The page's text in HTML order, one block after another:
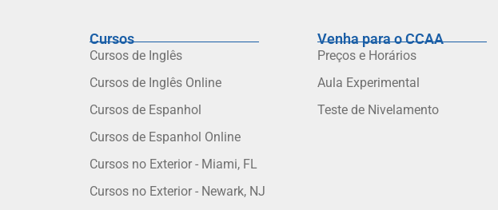
Cursos
Cursos de Inglês
Cursos de Inglês Online
Cursos de Espanhol
Cursos de Espanhol Online
Cursos no Exterior - Miami, FL
Cursos no Exterior - Newark, NJ
Venha para o CCAA
Preços e Horários
Aula Experimental
Teste de Nivelamento